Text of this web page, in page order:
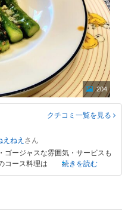
204
クチコミ一覧を見る
ねえ
ージャスな雰囲気・サービスも
コース料理は
続きを読む